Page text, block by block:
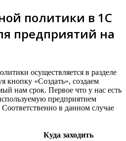
политики в 1С
предприятий на
осуществляется в разделе
кнопку «Создать», создаем
нам срок. Первое что у нас есть
предприятием
в данном случае
Куда заходить